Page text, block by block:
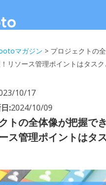
マガジン > プロジェクトの
リソース管理ポイントはタス
10/17
:2024/10/09
トの全体像が把握で
ス管理ポイントはタ